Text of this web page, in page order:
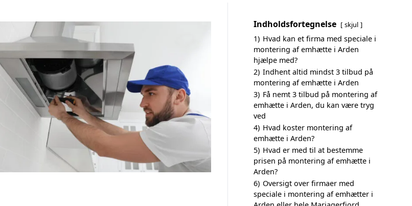
Indholdsfortegnelse skjul
1) Hvad kan et firma med speciale i
montering af emhætte i Arden
hjælpe med?
2) Indhent altid mindst 3 tilbud på
montering af emhætte i Arden
3) Få nemt 3 tilbud på montering af
emhætte i Arden, du kan være tryg
ved
4) Hvad koster montering af
emhætte i Arden?
5) Hvad er med til at bestemme
prisen på montering af emhætte i
Arden?
6) Oversigt over firmaer med
speciale i montering af emhætter i